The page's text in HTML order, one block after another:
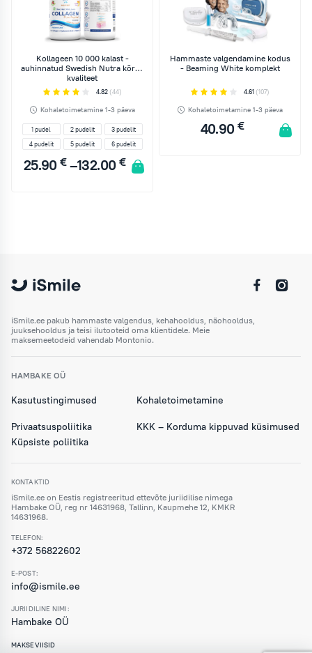
Kollageen 10 000 kalast -
auhinnatud Swedish Nutra kõrge
kvaliteet
4.82 (44)
Kohaletoimetamine 1-3 päeva
1 pudel 2 pudelit
3 pudelit
4 pudelit
5 pudelit 6 pudelit
25.90€ –132.00 €
Price
Hammaste valgendamine kodus
- Beaming White komplekt
4.61 (107)
Kohaletoimetamine 1-3 päeva
40.90 €
iSmile.ee pakub hammaste valgendus, kehahooldus, näohooldus,
juuksehooldus ja teisi ilutooteid oma klientidele. Meie
maksemeetodeid vahendab Montonio.
KONTAKTID
iSmile.ee on Eestis registreeritud ettevõte juriidilise nimega
Hambake OÜ, reg nr 14631968, Tallinn, Kaupmehe 12, KMKR
14631968.
TELEFON:
+372 56822602
E-POST:
info@ismile.ee
JURIIDILINE NIMI:
Hambake OÜ
HAMBAKE OÜ
Kasutustingimused Kohaletoimetamine
Privaatsuspoliitika
KKK – Korduma kippuvad küsimused
Küpsiste poliitika
MAKSEVIISID